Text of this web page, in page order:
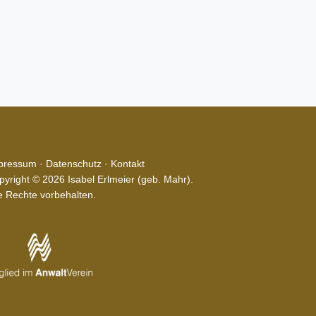
· Datenschutz · Kontakt
© 2026 Isabel Erlmeier (geb. Mahr).
Rechte vorbehalten.